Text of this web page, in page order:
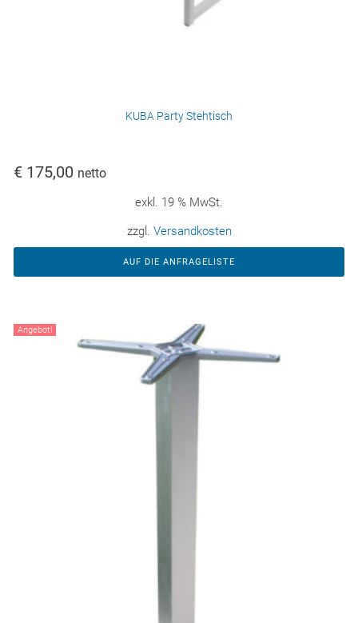
KUBA Party Stehtisch
€ 175,00 netto
exkl. 19 % MwSt.
zzgl. Versandkosten
AUF DIE ANFRAGELISTE
Angebot!